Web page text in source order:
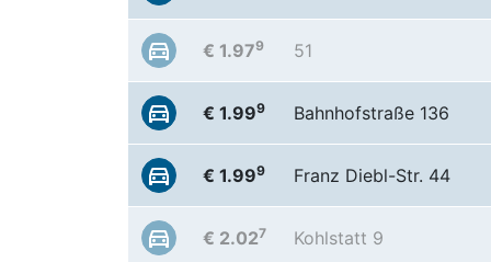
€ 1.979 51
€ 1.999 Bahnhofstraße 136
€ 1.999 Franz Diebl-Str. 44
€ 2.027 Kohlstatt 9